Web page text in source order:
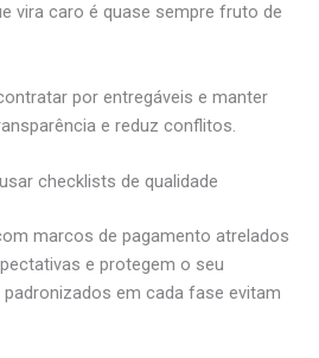
vira caro é quase sempre fruto de
por entregáveis e manter
e reduz conflitos.
checklists de qualidade
marcos de pagamento atrelados
e protegem o seu
em cada fase evitam